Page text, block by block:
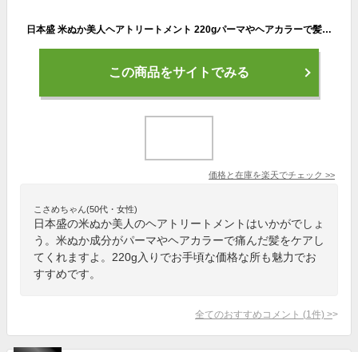
日本盛 米ぬか美人ヘアトリートメント 220gパーマやヘアカラーで髪の痛みが気になる方に
この商品をサイトでみる
価格と在庫を楽天でチェック >>
こさめちゃん(50代・女性)
日本盛の米ぬか美人のヘアトリートメントはいかがでしょ
う。米ぬか成分がパーマやヘアカラーで痛んだ髪をケアし
てくれますよ。220g入りでお手頃な価格な所も魅力でお
すすめです。
全てのおすすめコメント (1 件) >